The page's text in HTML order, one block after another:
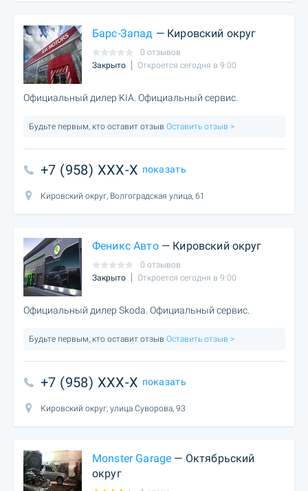
Барс-Запад — Кировский округ
0 отзывов
Закрыто
Откроется сегодня в 9:00
Официальный дилер KIA. Официальный сервис.
Будьте первым, кто оставит отзыв Оставить отзыв >
+7 (958) XXX-X показать
Кировский округ, Волгоградская улица, 61
Феникс Авто— Кировский округ
0 отзывов
Закрыто
Откроется сегодня в 9:00
Официальный дилер Skoda. Официальный сервис.
Будьте первым, кто оставит отзыв Оставить отзыв >
+7 (958) XXX-X показать
Кировский округ, улица Суворова, 93
Monster Garage — Октябрьский
округ